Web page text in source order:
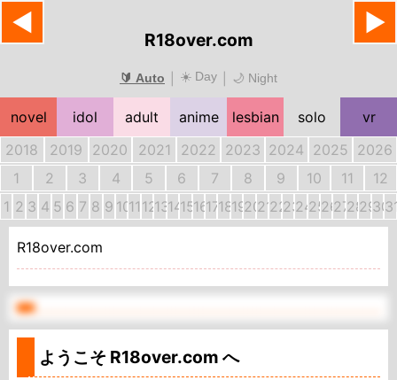
R18over.com
🔰 Auto ☀️ Day 🌙 Night
novel idol adult anime lesbian solo
vr
2018
2019 2020 2021 2022 2023 2024 2025 2026
1
2 3 4 5 6 7 8 9 10 11
12
1 2 3 4 5 6 7 8 9 1011 12131415161718192021222324252627282930
R18over.com
ようこそ R18over.com へ
◀ ▶